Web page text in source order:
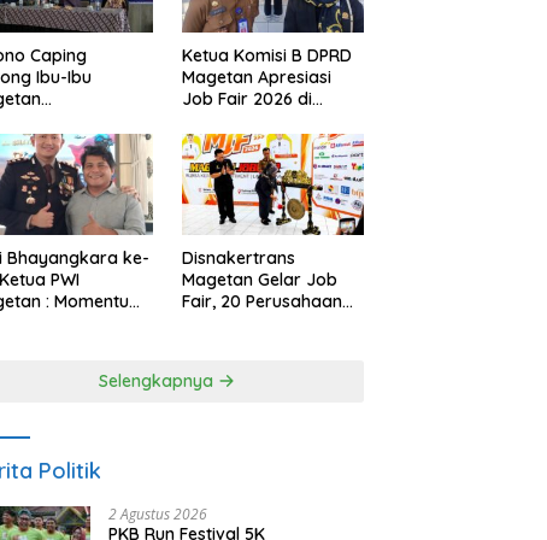
Caping
Ibu-Ibu
Perkuat Budaya
Makan Ikan
Ketua Komisi B DPRD
Magetan Apresiasi
Job Fair 2026 di
Anggaran
Bhayangkara ke-
PWI
: Momentum
Disnakertrans
Magetan Gelar Job
Fair, 20 Perusahaan
Selengkapnya
Politik
2 Agustus 2026
PKB Run Festival 5K